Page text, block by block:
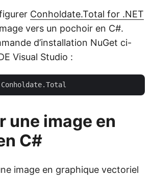
Conholdate.Total for .NET
vers un pochoir en C#.
d’installation NuGet ci-
Visual Studio :
une image en
C#
image en graphique vectoriel